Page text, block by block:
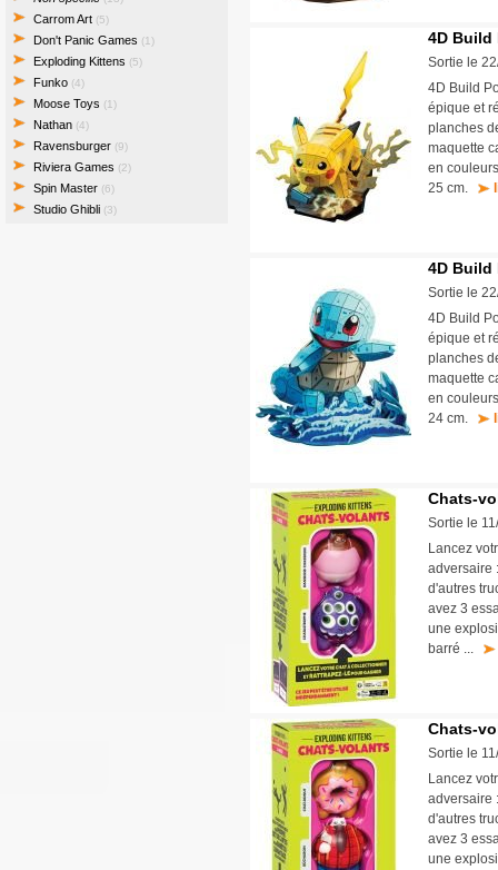
Carrom Art (5)
Don't Panic Games (1)
Exploding Kittens (5)
Funko (4)
Moose Toys (1)
Nathan (4)
Ravensburger (9)
Riviera Games (2)
Spin Master (6)
Studio Ghibli (3)
4D Build
Sortie le
4D Build
épique et
planches
maquette
en
25 cm.
4D Build
Sortie le
4D Build
épique et
planches
maquette
en
24 cm.
Chats-
Sortie le
Lancez
adversaire
d'autres
avez 3
une
barré ...
Chats-
Sortie le
Lancez
adversaire
d'autres
avez 3
une